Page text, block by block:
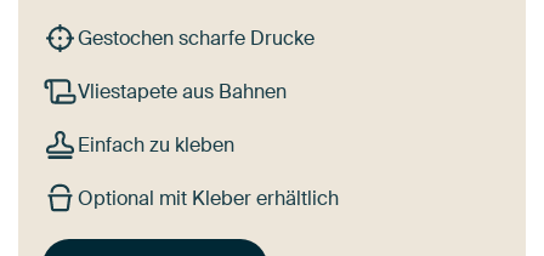
Gestochen scharfe Drucke
Vliestapete aus Bahnen
Einfach zu kleben
Optional mit Kleber erhältlich